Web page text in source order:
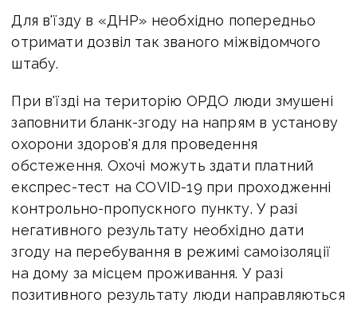
Для в'їзду в «ДНР» необхідно попередньо
отримати дозвіл так званого міжвідомчого
штабу.
При в'їзді на територію ОРДО люди змушені
заповнити бланк-згоду на напрям в установу
охорони здоров'я для проведення
обстеження. Охочі можуть здати платний
експрес-тест на COVID-19 при проходженні
контрольно-пропускного пункту. У разі
негативного результату необхідно дати
згоду на перебування в режимі самоізоляції
на дому за місцем проживання. У разі
позитивного результату люди направляються